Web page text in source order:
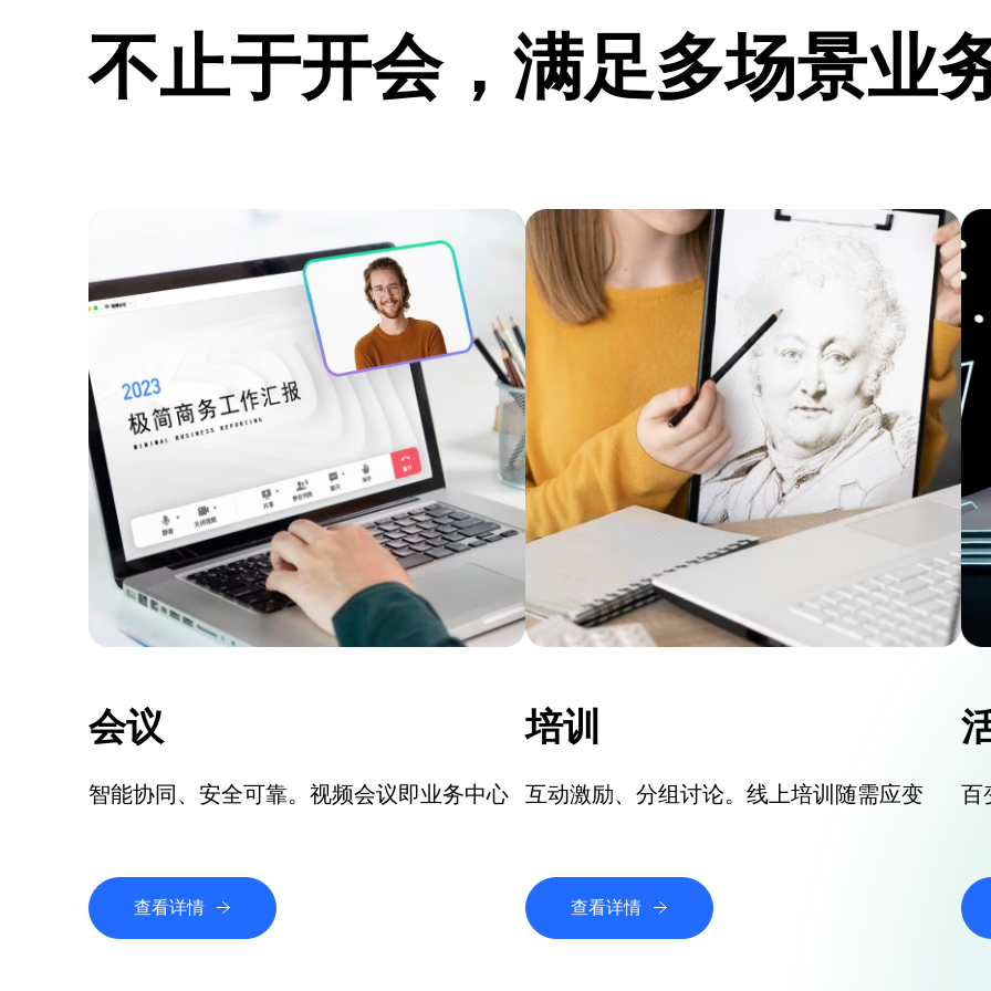
不止于开会，满足多场景业
会议
智能协同、安全可靠。视频会议即业务中心
查看详情
培训
互动激励、分组讨论。线上培训随需应变
查看详情
百